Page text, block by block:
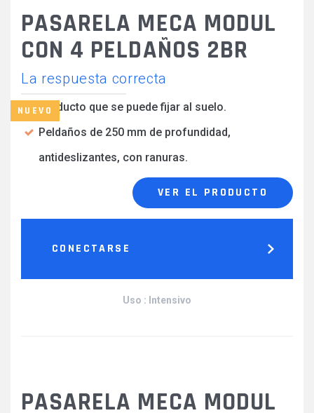
PASARELA MECA MODUL
CON 4 PELDAÑOS 2BR
La respuesta correcta
NUEVOProducto que se puede fijar al suelo.
Peldaños de 250 mm de profundidad,
antideslizantes, con ranuras.
VER EL PRODUCTO
CONECTARSE
Uso : Intensivo
PASARELA MECA MODUL